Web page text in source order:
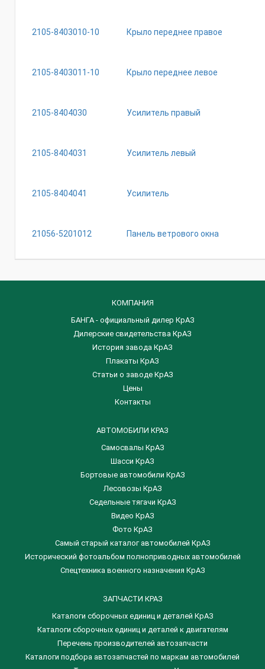
2105-8403010-10 Крыло переднее правое
2105-8403011-10 Крыло переднее левое
2105-8404030 Усилитель правый
2105-8404031 Усилитель левый
2105-8404041 Усилитель
21056-5201012 Панель ветрового окна
КОМПАНИЯ
БАНГА - официальный дилер КрАЗ
Дилерские свидетельства КрАЗ
История завода КрАЗ
Плакаты КрАЗ
Статьи о заводе КрАЗ
Цены
Контакты
АВТОМОБИЛИ КРАЗ
Самосвалы КрАЗ
Шасси КрАЗ
Бортовые автомобили КрАЗ
Лесовозы КрАЗ
Седельные тягачи КрАЗ
Видео КрАЗ
Фото КрАЗ
Самый старый каталог автомобилей КрАЗ
Исторический фотоальбом полноприводных автомобилей
Спецтехника военного назначения КрАЗ
ЗАПЧАСТИ КРАЗ
Каталоги сборочных единиц и деталей КрАЗ
​Каталоги сборочных единиц и деталей к двигателям
Перечень производителей автозапчасти
Каталоги подбора автозапчастей по маркам автомобилей